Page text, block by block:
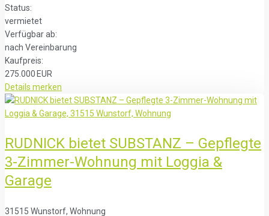
Status:
vermietet
Verfügbar ab:
nach Vereinbarung
Kaufpreis:
275.000 EUR
Details merken
RUDNICK bietet SUBSTANZ – Gepflegte
3-Zimmer-Wohnung mit Loggia &
Garage
31515 Wunstorf, Wohnung